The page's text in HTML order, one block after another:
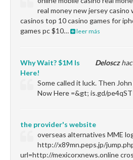
real money new jersey
casinos top 10 casino games for
games pc $10…
leer más
Deloscz
Why Wait? $1M Is
Here!
Some called it luck. Then
Now Here =&gt; is.gd/pe4qST
the provider's website
overseas alternatives MME
http://x89mn.peps.jp/
url=http://mexicorxnews.online